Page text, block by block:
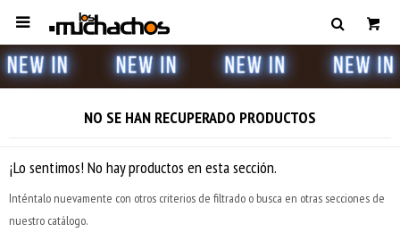

NO SE HAN RECUPERADO PRODUCTOS
¡Lo sentimos! No hay productos en esta sección.
Inténtalo nuevamente con otros criterios de filtrado o busca en otras secciones de
nuestro catálogo.